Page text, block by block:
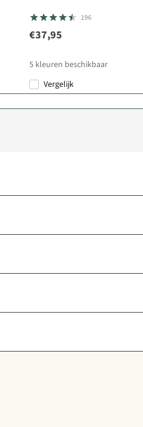
196
€37,95
5 kleuren beschikbaar
Vergelijk